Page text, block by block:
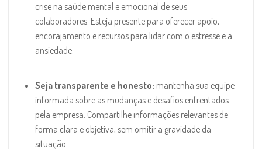
crise na saúde mental e emocional de seus
colaboradores. Esteja presente para oferecer apoio,
encorajamento e recursos para lidar com o estresse e a
ansiedade.
Seja transparente e honesto: mantenha sua equipe
informada sobre as mudanças e desafios enfrentados
pela empresa. Compartilhe informações relevantes de
forma clara e objetiva, sem omitir a gravidade da
situação.